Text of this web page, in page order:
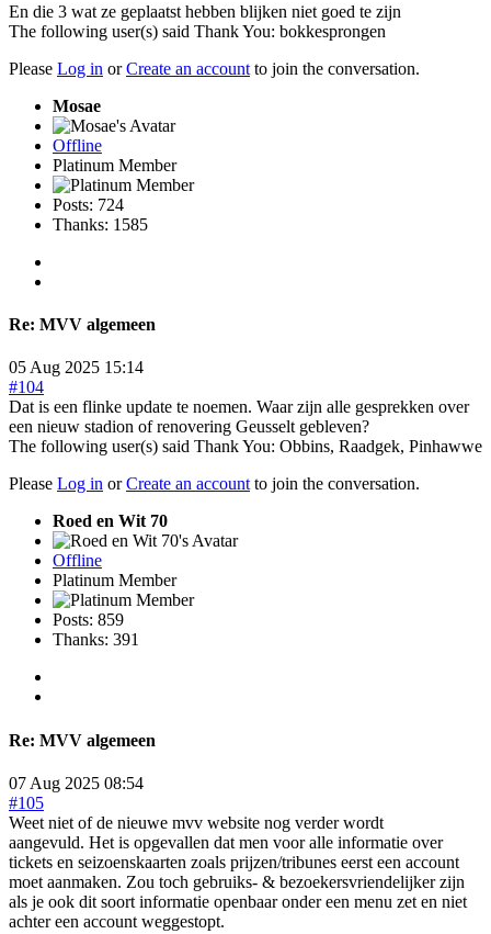
En die 3 wat ze geplaatst hebben blijken niet goed te zijn
The following user(s) said Thank You: bokkesprongen
Please Log in orCreate an account to join the conversation.
Mosae
Offline
Platinum Member
Posts: 724
Thanks: 1585
Re: MVV algemeen
05 Aug 2025 15:14
#104
Dat is een flinke update te noemen. Waar zijn alle gesprekken over
een nieuw stadion of renovering Geusselt gebleven?
The following user(s) said Thank You: Obbins, Raadgek, Pinhawwe
Please Log in orCreate an account to join the conversation.
Roed en Wit 70
Offline
Platinum Member
Posts: 859
Thanks: 391
Re: MVV algemeen
07 Aug 2025 08:54
#105
Weet niet of de nieuwe mvv website nog verder wordt
aangevuld. Het is opgevallen dat men voor alle informatie over
tickets en seizoenskaarten zoals prijzen/tribunes eerst een account
moet aanmaken. Zou toch gebruiks- & bezoekersvriendelijker zijn
als je ook dit soort informatie openbaar onder een menu zet en niet
achter een account weggestopt.